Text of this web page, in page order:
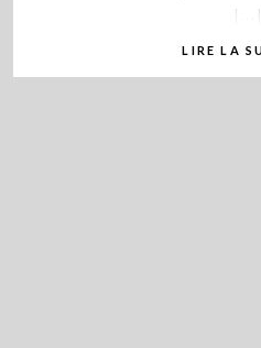
[…]
LIRE LA